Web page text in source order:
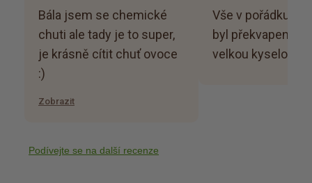
Bála jsem se chemické
chuti ale tady je to super,
je krásně cítit chuť ovoce
:)
Zobrazit
Vše v pořádku,
byl překvapený
velkou kyselostí.
Podívejte se na další recenze